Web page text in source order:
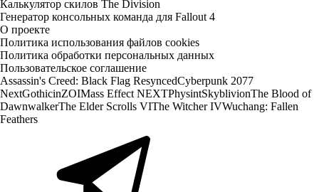
Калькулятор скилов The Division
Генератор консольных команда для Fallout 4
О проекте
Политика использования файлов cookies
Политика обработки персональных данных
Пользовательское соглашение
Assassin's Creed: Black Flag ResyncedCyberpunk 2077
NextGothicinZOIMass Effect NEXTPhysintSkyblivionThe Blood of
DawnwalkerThe Elder Scrolls VIThe Witcher IVWuchang: Fallen
Feathers